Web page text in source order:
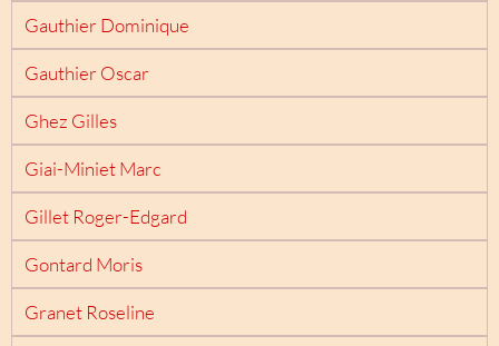
Gauthier Dominique
Gauthier Oscar
Ghez Gilles
Giai-Miniet Marc
Gillet Roger-Edgard
Gontard Moris
Granet Roseline